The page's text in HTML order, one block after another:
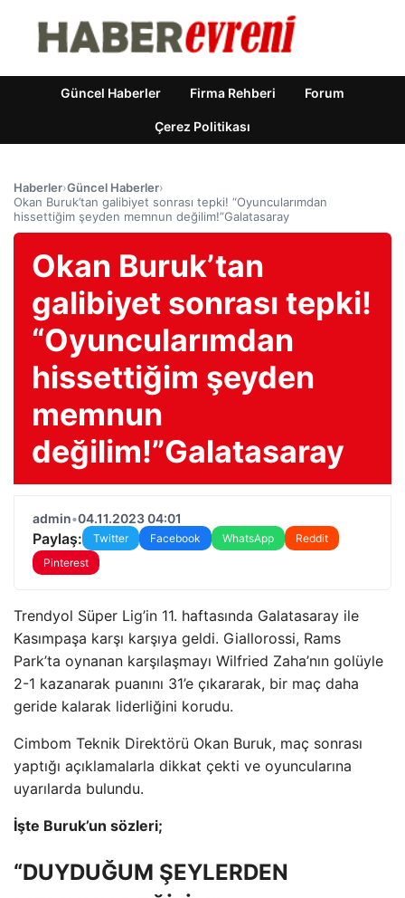
Güncel Haberler Firma Rehberi Forum
Çerez Politikası
Haberler›Güncel Haberler›
Okan Buruk’tan galibiyet sonrası tepki! “Oyuncularımdan
hissettiğim şeyden memnun değilim!”Galatasaray
Okan Buruk’tan
galibiyet sonrası tepki!
“Oyuncularımdan
hissettiğim şeyden
memnun
değilim!”Galatasaray
admin•04.11.2023 04:01
Paylaş: Twitter Facebook WhatsApp
Reddit
Pinterest
Trendyol Süper Lig’in 11. haftasında Galatasaray ile
Kasımpaşa karşı karşıya geldi. Giallorossi, Rams
Park’ta oynanan karşılaşmayı Wilfried Zaha’nın golüyle
2-1 kazanarak puanını 31’e çıkararak, bir maç daha
geride kalarak liderliğini korudu.
Cimbom Teknik Direktörü Okan Buruk, maç sonrası
yaptığı açıklamalarla dikkat çekti ve oyuncularına
uyarılarda bulundu.
İşte Buruk’un sözleri;
“DUYDUĞUM ŞEYLERDEN